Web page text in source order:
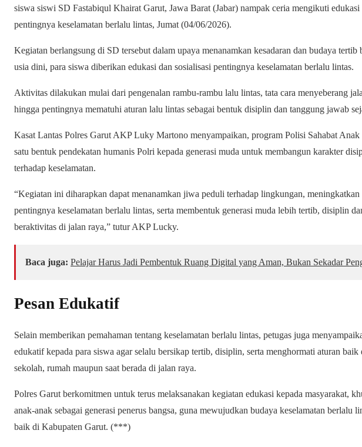
siswa siswi SD Fastabiqul Khairat Garut, Jawa Barat (Jabar) nampak ceria mengikuti edukasi
pentingnya keselamatan berlalu lintas, Jumat (04/06/2026).
Kegiatan berlangsung di SD tersebut dalam upaya menanamkan kesadaran dan budaya tertib
usia dini, para siswa diberikan edukasi dan sosialisasi pentingnya keselamatan berlalu lintas.
Aktivitas dilakukan mulai dari pengenalan rambu-rambu lalu lintas, tata cara menyeberang
hingga pentingnya mematuhi aturan lalu lintas sebagai bentuk disiplin dan tanggung jawab
Kasat Lantas Polres Garut AKP Luky Martono menyampaikan, program Polisi Sahabat Anak
satu bentuk pendekatan humanis Polri kepada generasi muda untuk membangun karakter
terhadap keselamatan.
“Kegiatan ini diharapkan dapat menanamkan jiwa peduli terhadap lingkungan, meningkatkan
pentingnya keselamatan berlalu lintas, serta membentuk generasi muda lebih tertib, disiplin
beraktivitas di jalan raya,” tutur AKP Lucky.
Baca juga: Pelajar Harus Jadi Pembentuk Ruang Digital yang Aman, Bukan Sekadar
Pesan Edukatif
Selain memberikan pemahaman tentang keselamatan berlalu lintas, petugas juga
edukatif kepada para siswa agar selalu bersikap tertib, disiplin, serta menghormati aturan
sekolah, rumah maupun saat berada di jalan raya.
Polres Garut berkomitmen untuk terus melaksanakan kegiatan edukasi kepada masyarakat,
anak-anak sebagai generasi penerus bangsa, guna mewujudkan budaya keselamatan berlalu
baik di Kabupaten Garut. (***)